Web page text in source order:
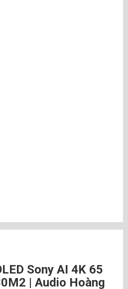
Sony AI 4K 65
| Audio Hoàng